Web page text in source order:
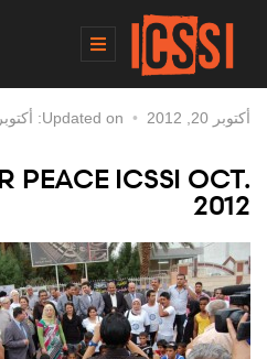
أكتوبر 20, 2012 Updated on: أكتوبر 20th, 2012
PEACE ICSSI OCT.
2012